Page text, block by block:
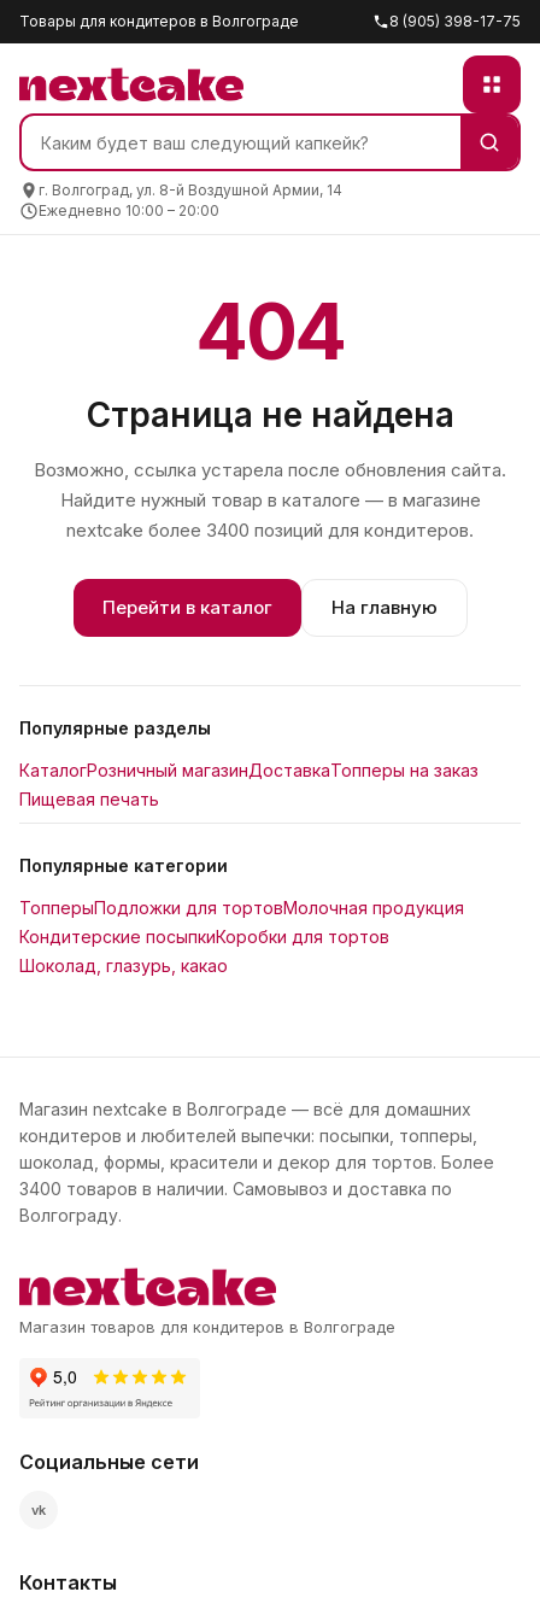
Товары для кондитеров в Волгограде 8 (905) 398-17-75
г. Волгоград, ул. 8-й Воздушной Армии, 14
Ежедневно 10:00 – 20:00
404
Страница не найдена
Возможно, ссылка устарела после обновления сайта.
Найдите нужный товар в каталоге — в магазине
nextcake более 3400 позиций для кондитеров.
Перейти в каталог На главную
Популярные разделы
КаталогРозничный магазинДоставкаТопперы на заказ
Пищевая печать
Популярные категории
ТопперыПодложки для тортовМолочная продукция
Кондитерские посыпкиКоробки для тортов
Шоколад, глазурь, какао
Магазин nextcake в Волгограде — всё для домашних
кондитеров и любителей выпечки: посыпки, топперы,
шоколад, формы, красители и декор для тортов. Более
3400 товаров в наличии. Самовывоз и доставка по
Волгограду.
Магазин товаров для кондитеров в Волгограде
Социальные сети
vk
Контакты